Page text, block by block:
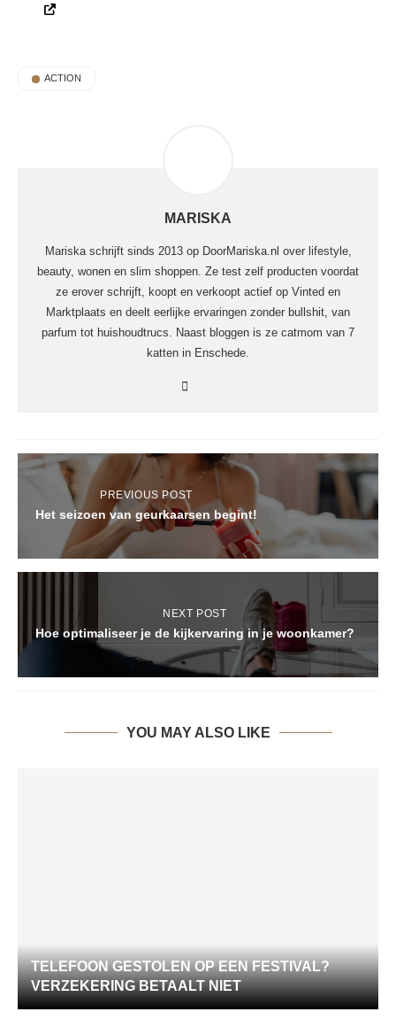
ACTION
MARISKA
Mariska schrijft sinds 2013 op DoorMariska.nl over lifestyle,
beauty, wonen en slim shoppen. Ze test zelf producten voordat
ze erover schrijft, koopt en verkoopt actief op Vinted en
Marktplaats en deelt eerlijke ervaringen zonder bullshit, van
parfum tot huishoudtrucs. Naast bloggen is ze catmom van 7
katten in Enschede.
PREVIOUS POST
Het seizoen van geurkaarsen begint!
NEXT POST
Hoe optimaliseer je de kijkervaring in je woonkamer?
YOU MAY ALSO LIKE
TELEFOON GESTOLEN OP EEN FESTIVAL?
VERZEKERING BETAALT NIET